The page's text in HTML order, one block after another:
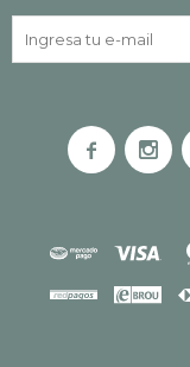
 